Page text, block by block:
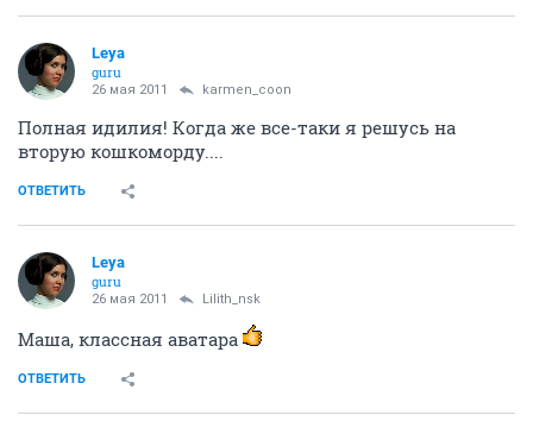
Leya
guru
26 мая 2011 karmen_coon
Полная идилия! Когда же все-таки я решусь на
вторую кошкоморду....
ОТВЕТИТЬ
Leya
guru
26 мая 2011 Lilith_nsk
Маша, классная аватара
ОТВЕТИТЬ